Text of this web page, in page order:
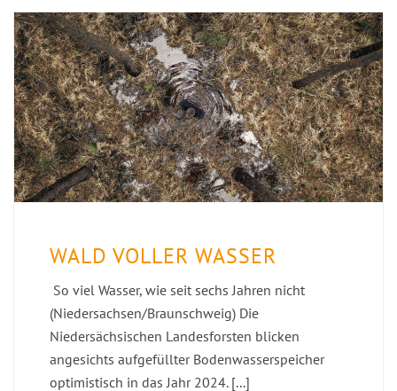
WALD VOLLER WASSER
So viel Wasser, wie seit sechs Jahren nicht
(Niedersachsen/Braunschweig) Die
Niedersächsischen Landesforsten blicken
angesichts aufgefüllter Bodenwasserspeicher
optimistisch in das Jahr 2024. [...]